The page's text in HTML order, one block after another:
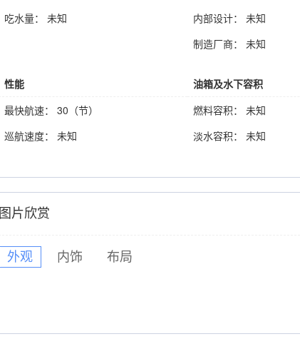
吃水量： 未知
内部设计： 未知
制造厂商： 未知
性能
油箱及水下容积
最快航速： 30（节）
燃料容积： 未知
巡航速度： 未知
淡水容积： 未知
图片欣赏
外观 内饰 布局